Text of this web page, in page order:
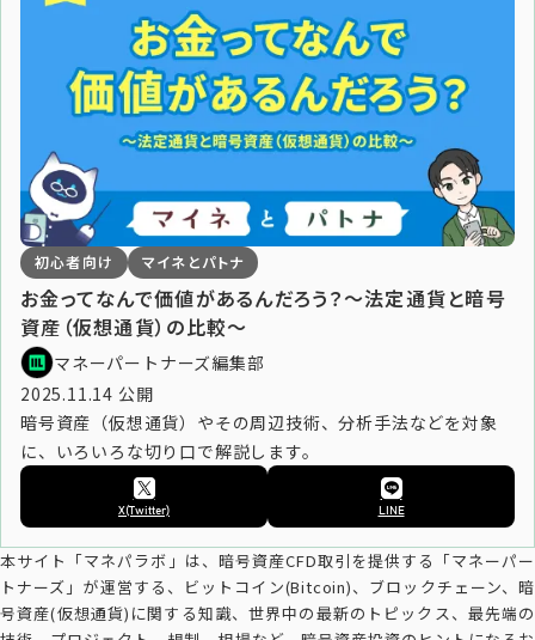
初心者向け マイネとパトナ
お金ってなんで価値があるんだろう？～法定通貨と暗号
資産（仮想通貨）の比較～
マネーパートナーズ編集部
2025.11.14 公開
暗号資産（仮想通貨）やその周辺技術、分析手法などを対象
に、いろいろな切り口で解説します。
X(Twitter) LINE
本サイト「マネパラボ」は、暗号資産CFD取引を提供する「マネーパー
トナーズ」が運営する、ビットコイン(Bitcoin)、ブロックチェーン、暗
号資産(仮想通貨)に関する知識、世界中の最新のトピックス、最先端の